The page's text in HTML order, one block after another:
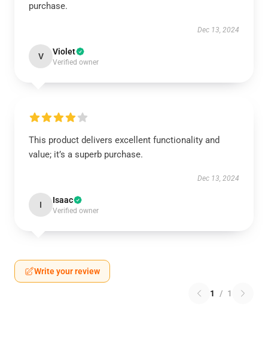
purchase.
Dec 13, 2024
V Violet
Verified owner
This product delivers excellent functionality and
value; it’s a superb purchase.
Dec 13, 2024
I Isaac
Verified owner
Write your review
1 / 1